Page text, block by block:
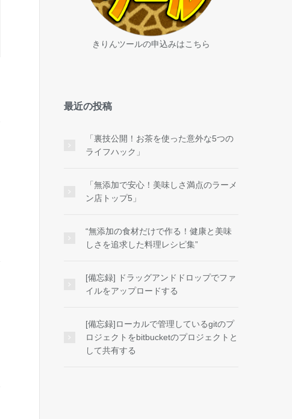
きりんツールの申込みはこちら
最近の投稿
「裏技公開！お茶を使った意外な5つの
ライフハック」
「無添加で安心！美味しさ満点のラーメ
ン店トップ5」
“無添加の食材だけで作る！健康と美味
しさを追求した料理レシピ集”
[備忘録] ドラッグアンドドロップでファ
イルをアップロードする
[備忘録]ローカルで管理しているgitのプ
ロジェクトをbitbucketのプロジェクトと
して共有する